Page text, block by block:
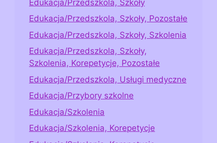
Edukacja/Przedszkola, Szkoły
Edukacja/Przedszkola, Szkoły, Pozostałe
Edukacja/Przedszkola, Szkoły, Szkolenia
Edukacja/Przedszkola, Szkoły,
Szkolenia, Korepetycje, Pozostałe
Edukacja/Przedszkola, Usługi medyczne
Edukacja/Przybory szkolne
Edukacja/Szkolenia
Edukacja/Szkolenia, Korepetycje